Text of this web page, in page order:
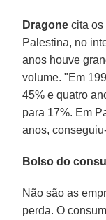
Dragone cita os
Palestina, no
anos houve
volume. "Em
45% e quatro
para 17%. Em
anos,
Bolso do
Não são as
perda. O